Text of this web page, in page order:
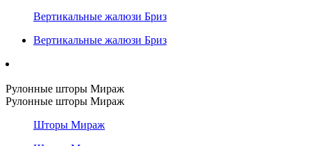
Вертикальные жалюзи Бриз
Вертикальные жалюзи Бриз
Рулонные шторы Мираж
Рулонные шторы Мираж
Шторы Мираж